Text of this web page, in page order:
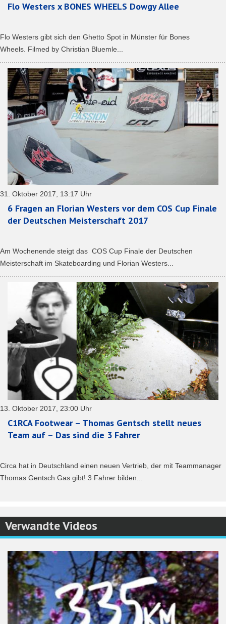
Flo Westers x BONES WHEELS Dowgy Allee
Flo Westers gibt sich den Ghetto Spot in Münster für Bones
Wheels. Filmed by Christian Bluemle...
31. Oktober 2017, 13:17 Uhr
6 Fragen an Florian Westers vor dem COS Cup Finale
der Deutschen Meisterschaft 2017
Am Wochenende steigt das COS Cup Finale der Deutschen
Meisterschaft im Skateboarding und Florian Westers...
13. Oktober 2017, 23:00 Uhr
C1RCA Footwear – Thomas Gentsch stellt neues
Team auf – Das sind die 3 Fahrer
Circa hat in Deutschland einen neuen Vertrieb, der mit Teammanager
Thomas Gentsch Gas gibt! 3 Fahrer bilden...
Verwandte Videos